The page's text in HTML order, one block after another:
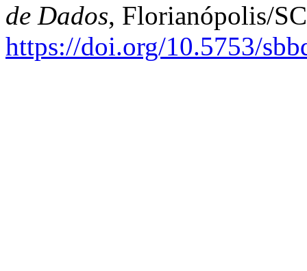
de Dados, Florianópolis/
https://doi.org/10.5753/